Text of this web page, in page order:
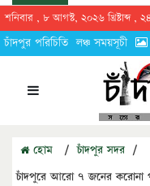
শনিবার , ৮ আগস্ট, ২০২৬ খ্রিষ্টাব্দ ,
চাঁদপুর পরিচিতি লঞ্চ সময়সূচী
হোম / চাঁদপুর সদর /
চাঁদপুরে আরো ৭ জনের করোনা